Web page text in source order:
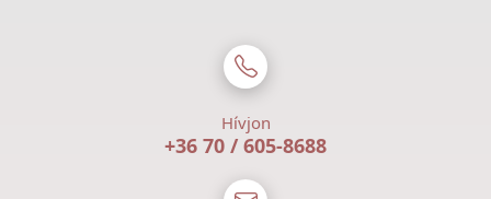
Hívjon
+36 70 / 605-8688